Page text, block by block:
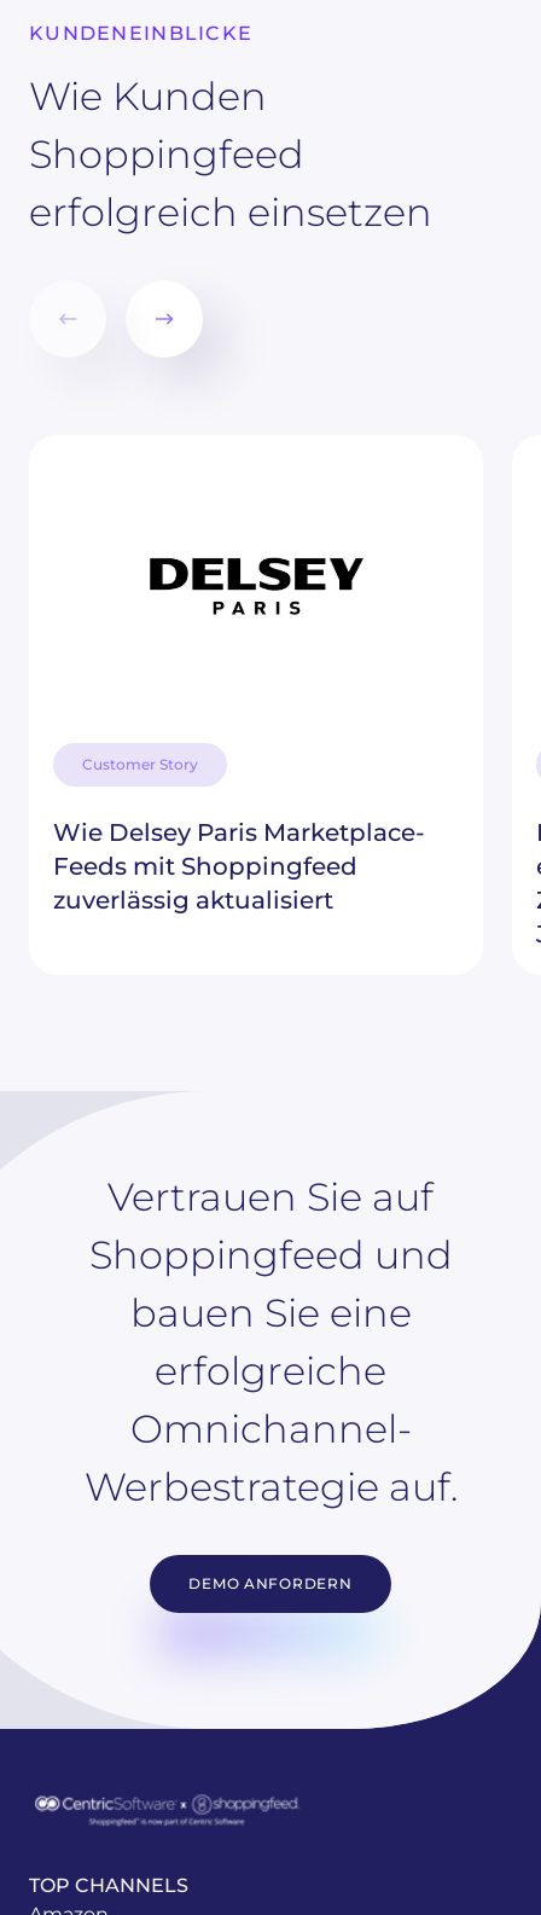
KUNDENEINBLICKE
Wie Kunden
Shoppingfeed
erfolgreich einsetzen
Customer Story
Wie Delsey Paris Marketplace-
Feeds mit Shoppingfeed
zuverlässig aktualisiert
Vertrauen Sie auf
Shoppingfeed und
bauen Sie eine
erfolgreiche
Omnichannel-
Werbestrategie auf.
DEMO ANFORDERN
TOP CHANNELS